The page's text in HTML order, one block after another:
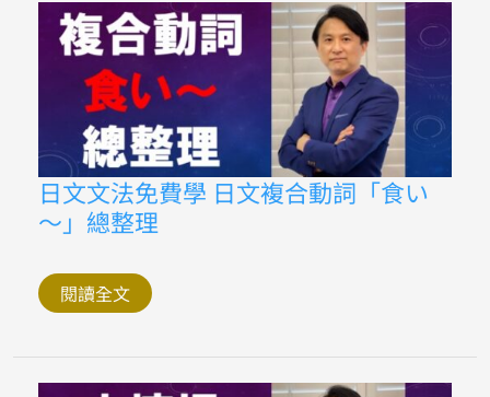
及
用
法
日文文法免費學 日文複合動詞「食い
〜」總整理
日
文
文
法
費
學
日
合
動
閱讀全文